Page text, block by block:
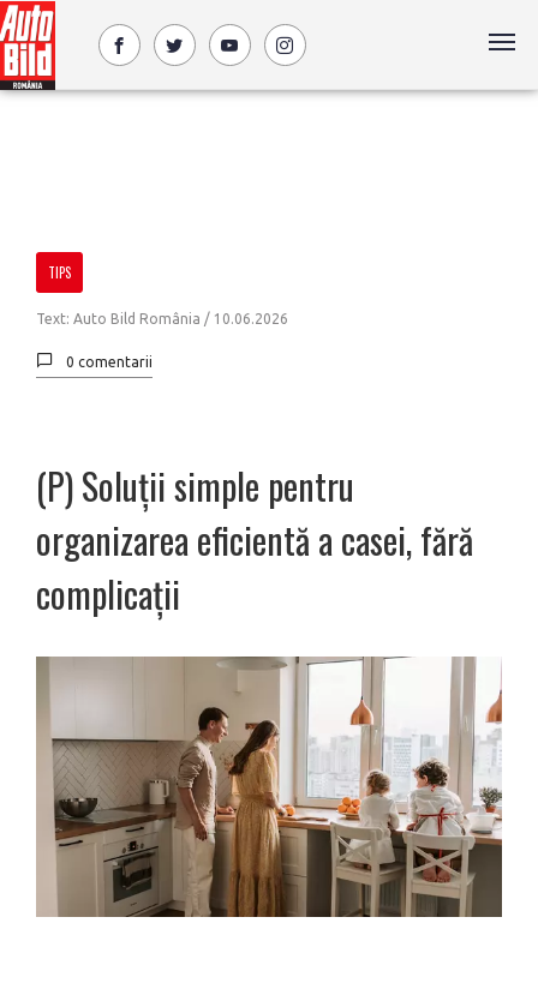
TIPS
Text: Auto Bild România / 10.06.2026
0 comentarii
(P) Soluții simple pentru
organizarea eficientă a casei, fără
complicații